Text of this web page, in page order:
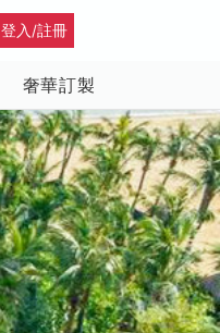
登入/註冊
奢華訂製